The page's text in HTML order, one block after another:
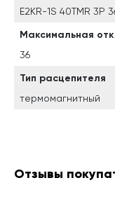
E2KR-1S 40TMR 3P
Максимальная
36
Тип расцепителя
термомагнитный
Отзывы